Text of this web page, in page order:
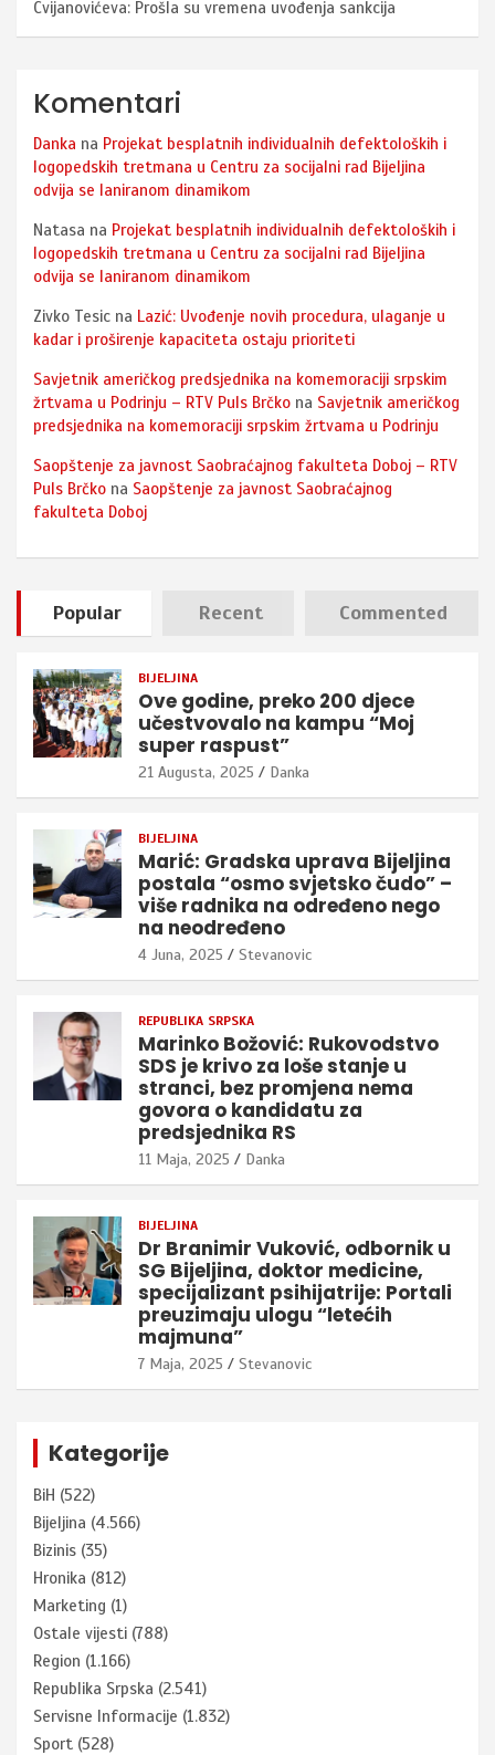
Cvijanovićeva: Prošla su vremena uvođenja sankcija
Komentari
Danka na Projekat besplatnih individualnih defektoloških i
logopedskih tretmana u Centru za socijalni rad Bijeljina
odvija se laniranom dinamikom
Natasa na Projekat besplatnih individualnih defektoloških i
logopedskih tretmana u Centru za socijalni rad Bijeljina
odvija se laniranom dinamikom
Zivko Tesic na Lazić: Uvođenje novih procedura, ulaganje u
kadar i proširenje kapaciteta ostaju prioriteti
Savjetnik američkog predsjednika na komemoraciji srpskim
žrtvama u Podrinju – RTV Puls Brčko na Savjetnik američkog
predsjednika na komemoraciji srpskim žrtvama u Podrinju
Saopštenje za javnost Saobraćajnog fakulteta Doboj – RTV
Puls Brčko na Saopštenje za javnost Saobraćajnog
fakulteta Doboj
Popular Recent Commented
BIJELJINA
Ove godine, preko 200 djece
učestvovalo na kampu “Moj
super raspust”
21 Augusta, 2025 Danka
BIJELJINA
Marić: Gradska uprava Bijeljina
postala “osmo svjetsko čudo” –
više radnika na određeno nego
na neodređeno
4 Juna, 2025 Stevanovic
REPUBLIKA SRPSKA
Marinko Božović: Rukovodstvo
SDS je krivo za loše stanje u
stranci, bez promjena nema
govora o kandidatu za
predsjednika RS
11 Maja, 2025 Danka
BIJELJINA
Dr Branimir Vuković, odbornik u
SG Bijeljina, doktor medicine,
specijalizant psihijatrije: Portali
preuzimaju ulogu “letećih
majmuna”
7 Maja, 2025 Stevanovic
Kategorije
BiH (522)
Bijeljina (4.566)
Bizinis (35)
Hronika (812)
Marketing (1)
Ostale vijesti (788)
Region (1.166)
Republika Srpska (2.541)
Servisne Informacije (1.832)
Sport (528)